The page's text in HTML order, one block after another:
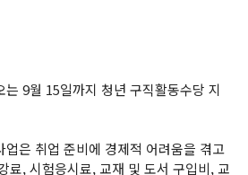
9월 15일까지 청년 구직활동수당 지
업은 취업 준비에 경제적 어려움을 겪고
료, 시험응시료, 교재 및 도서 구입비, 교